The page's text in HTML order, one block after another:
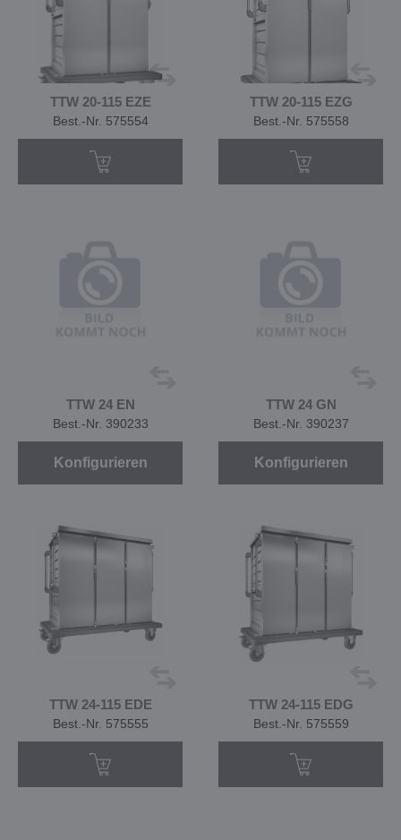
TTW 20-115 EZE
Best.-Nr. 575554
TTW 20-115 EZG
Best.-Nr. 575558
TTW 24 EN
Best.-Nr. 390233
Konfigurieren
TTW 24 GN
Best.-Nr. 390237
Konfigurieren
TTW 24-115 EDE
Best.-Nr. 575555
TTW 24-115 EDG
Best.-Nr. 575559